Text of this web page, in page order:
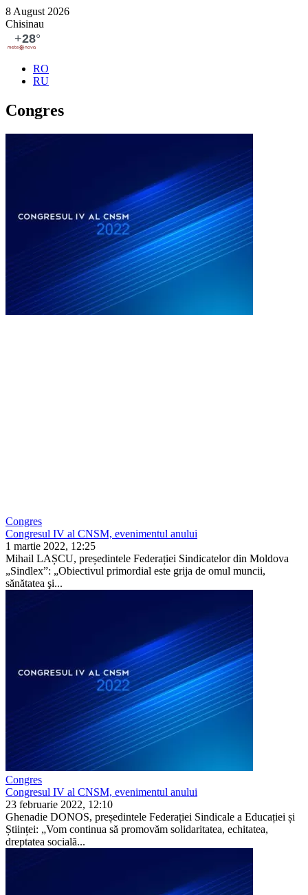
8 August 2026
Chisinau
RO
RU
Congres
Congres
Congresul IV al CNSM, evenimentul anului
1 martie 2022, 12:25
Mihail LAȘCU, președintele Federației Sindicatelor din Moldova
„Sindlex”: „Obiectivul primordial este grija de omul muncii,
sănătatea şi...
Congres
Congresul IV al CNSM, evenimentul anului
23 februarie 2022, 12:10
Ghenadie DONOS, președintele Federației Sindicale a Educației și
Științei: „Vom continua să promovăm solidaritatea, echitatea,
dreptatea socială...